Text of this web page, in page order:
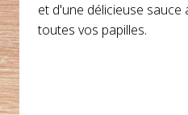
et d'une délicieuse sauce
toutes vos papilles.